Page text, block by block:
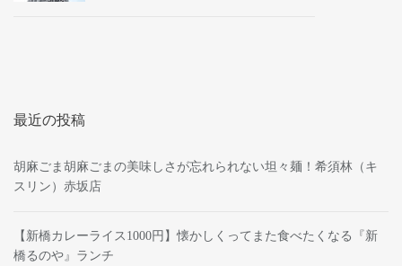
最近の投稿
胡麻ごま胡麻ごまの美味しさが忘れられない坦々麺！希須林（キ
スリン）赤坂店
【新橋カレーライス1000円】懐かしくってまた食べたくなる『新
橋るのや』ランチ